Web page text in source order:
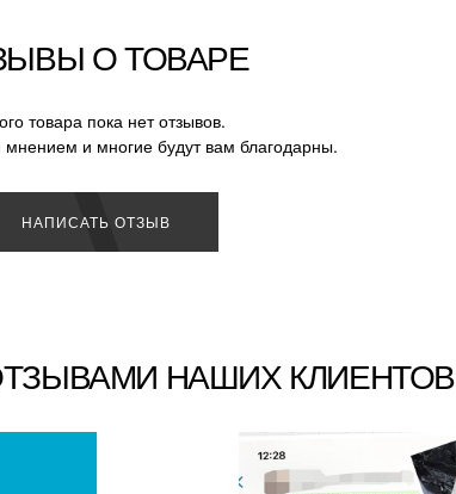
О ТОВАРЕ
товара пока нет отзывов.
и многие будут вам благодарны.
НАПИСАТЬ ОТЗЫВ
НАШИХ КЛИЕНТОВ